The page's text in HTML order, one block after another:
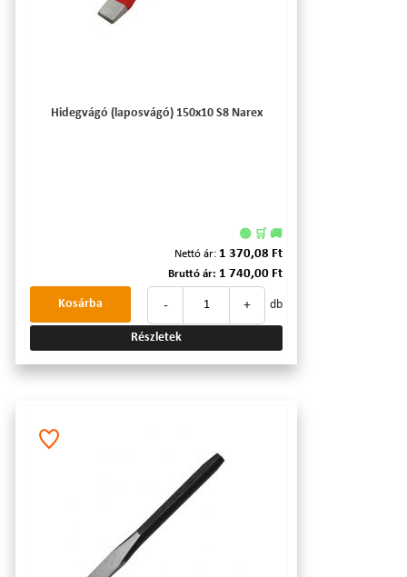
Hidegvágó (laposvágó) 150x10 S8 Narex
🟢 🛒 🚚
Nettó ár: 1 370,08 Ft
Bruttó ár: 1 740,00 Ft
- + db
Kosárba
Részletek